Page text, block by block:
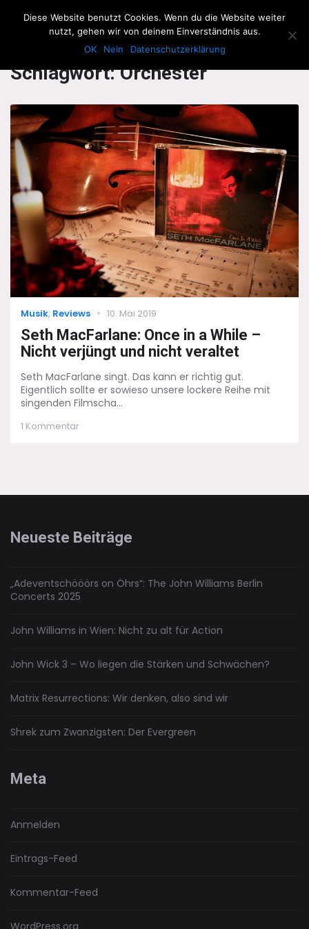
The Howling Men
Schlagwort:Orchester
Categories
Musik, Reviews
Posted
10. Mai 2019
Seth MacFarlane: Once in a While –
Nicht verjüngt und nicht veraltet
Seth MacFarlane singt. Das kann er richtig gut.
Eigentlich sollte er sowieso unsere lockere Reihe mit
singenden Filmscha...
1 Kommentarzu
verjüngt
Neueste Beiträge
„Adeventschööörs on Öhrs“: The John Williams Berlin
Concerts 2025
John Williams in Wien: Nicht zu alt für Action
John Wick 3 – Wo liegen die Stärken und Schwächen?
Matrix Resurrections: Wir denken, also sind wir
Shrek zum Zwanzigsten: Der Evergreen
Meta
Anmelden
Eintrags-Feed
Kommentar-Feed
WordPress.org
Diese Website benutzt Cookies. Wenn du die Website weiter
nutzt, gehen wir von deinem Einverständnis aus.
OK
Nein Datenschutzerklärung